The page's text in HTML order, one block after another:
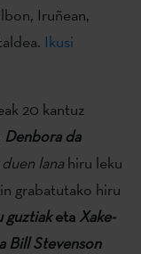
Iruñean,
Ikusi
20 kantuz
Denbora da
lanahiru leku
grabatutako hiru
guztiaketa Xake-
Bill Stevenson